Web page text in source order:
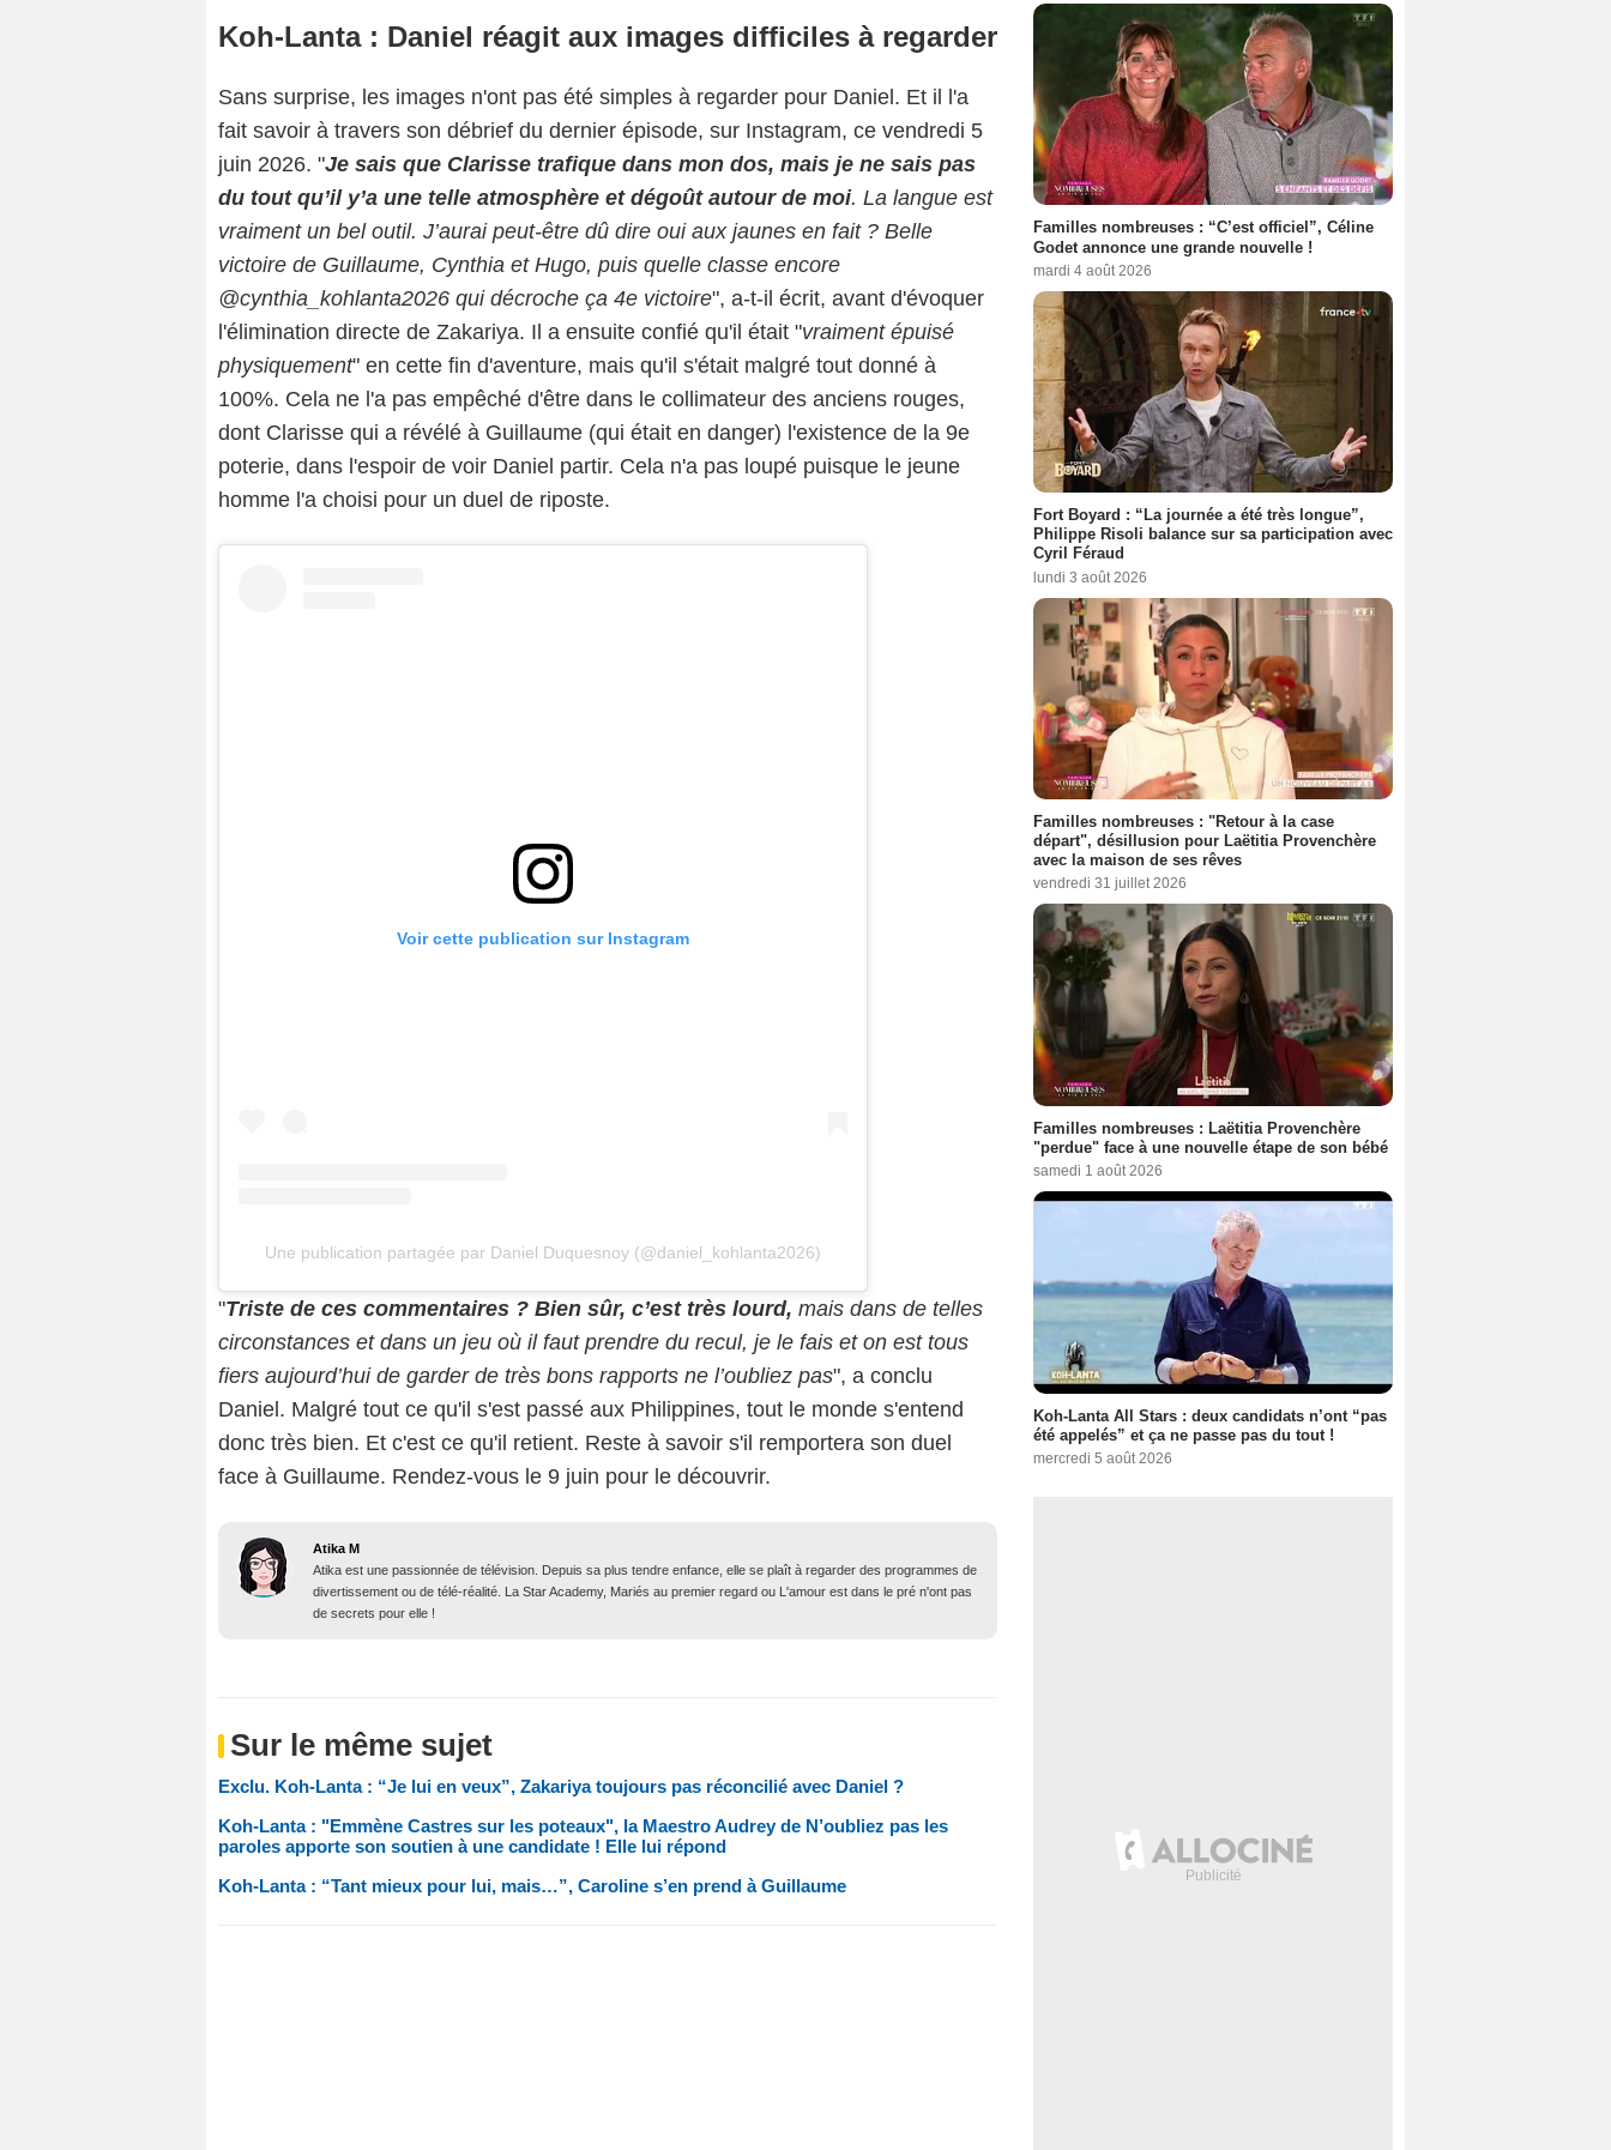
Koh-Lanta : Daniel réagit aux images difficiles à regarder
Sans surprise, les images n'ont pas été simples à regarder pour Daniel. Et il l'a
fait savoir à travers son débrief du dernier épisode, sur Instagram, ce vendredi 5
juin 2026. "Je sais que Clarisse trafique dans mon dos, mais je ne sais pas
du tout qu’il y’a une telle atmosphère et dégoût autour de moi. La langue est
vraiment un bel outil. J’aurai peut-être dû dire oui aux jaunes en fait ? Belle
victoire de Guillaume, Cynthia et Hugo, puis quelle classe encore
@cynthia_kohlanta2026 qui décroche ça 4e victoire", a-t-il écrit, avant d'évoquer
l'élimination directe de Zakariya. Il a ensuite confié qu'il était "vraiment épuisé
physiquement" en cette fin d'aventure, mais qu'il s'était malgré tout donné à
100%. Cela ne l'a pas empêché d'être dans le collimateur des anciens rouges,
dont Clarisse qui a révélé à Guillaume (qui était en danger) l'existence de la 9e
poterie, dans l'espoir de voir Daniel partir. Cela n'a pas loupé puisque le jeune
homme l'a choisi pour un duel de riposte.
Voir cette publication sur Instagram
Une publication partagée par Daniel Duquesnoy (@daniel_kohlanta2026)
"Triste de ces commentaires ? Bien sûr, c’est très lourd, mais dans de telles
circonstances et dans un jeu où il faut prendre du recul, je le fais et on est tous
fiers aujourd’hui de garder de très bons rapports ne l’oubliez pas", a conclu
Daniel. Malgré tout ce qu'il s'est passé aux Philippines, tout le monde s'entend
donc très bien. Et c'est ce qu'il retient. Reste à savoir s'il remportera son duel
face à Guillaume. Rendez-vous le 9 juin pour le découvrir.
Atika M
Atika est une passionnée de télévision. Depuis sa plus tendre enfance, elle se plaît à regarder des programmes de
divertissement ou de télé-réalité. La Star Academy, Mariés au premier regard ou L'amour est dans le pré n'ont pas
de secrets pour elle !
Sur le même sujet
Exclu. Koh-Lanta : “Je lui en veux”, Zakariya toujours pas réconcilié avec Daniel ?
Koh-Lanta : "Emmène Castres sur les poteaux", la Maestro Audrey de N’oubliez pas les
paroles apporte son soutien à une candidate ! Elle lui répond
Koh-Lanta : “Tant mieux pour lui, mais…”, Caroline s’en prend à Guillaume
Familles nombreuses : “C’est officiel”, Céline
Godet annonce une grande nouvelle !
mardi 4 août 2026
Fort Boyard : “La journée a été très longue”,
Philippe Risoli balance sur sa participation avec
Cyril Féraud
lundi 3 août 2026
Familles nombreuses : "Retour à la case
départ", désillusion pour Laëtitia Provenchère
avec la maison de ses rêves
vendredi 31 juillet 2026
Familles nombreuses : Laëtitia Provenchère
"perdue" face à une nouvelle étape de son bébé
samedi 1 août 2026
Koh-Lanta All Stars : deux candidats n’ont “pas
été appelés” et ça ne passe pas du tout !
mercredi 5 août 2026